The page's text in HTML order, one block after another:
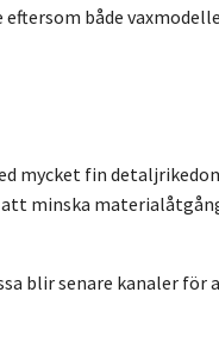
både
mycket fin
att minska
blir senare kanaler